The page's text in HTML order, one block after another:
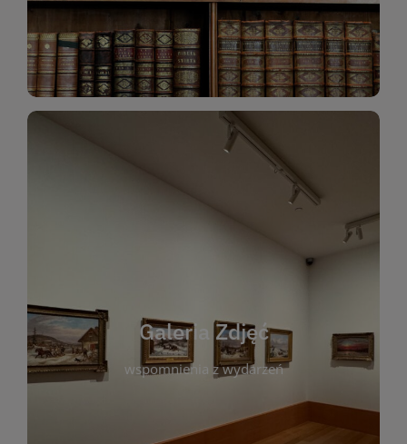
Katalog Zbiorów
Galeria Zdjęć
wspomnienia z wydarzeń
Galeria Zdjęć
wspomnienia z wydarzeń, spotkań i projektów
którym można zobaczyć, jak żyje nasza biblioteka
i jej społeczność. Zdjęcia dokumentują zarówno
uroczyste chwile, jak i codzienne aktywności
czytelników. Regularnie dodajemy nowe galerie,
by każdy mógł powrócić do wyjątkowych
momentów. Zapraszamy do obejrzenia,